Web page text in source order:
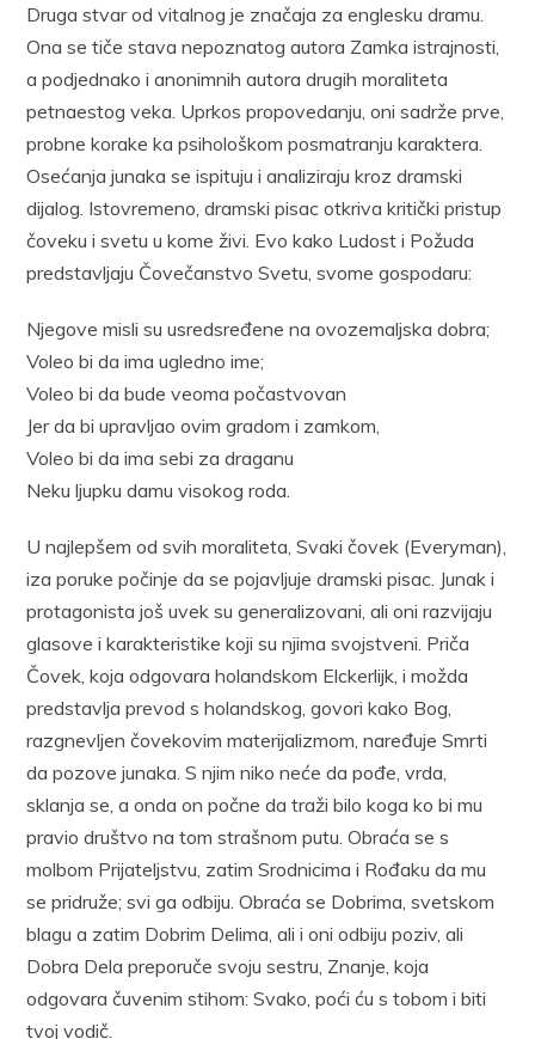
Druga stvar od vitalnog je značaja za englesku dramu.
Ona se tiče stava nepoznatog autora Zamka istrajnosti,
a podjednako i anonimnih autora drugih moraliteta
petnaestog veka. Uprkos propovedanju, oni sadrže prve,
probne korake ka psihološkom posmatranju karaktera.
Osećanja junaka se ispituju i analiziraju kroz dramski
dijalog. Istovremeno, dramski pisac otkriva kritički pristup
čoveku i svetu u kome živi. Evo kako Ludost i Požuda
predstavljaju Čovečanstvo Svetu, svome gospodaru:
Njegove misli su usredsređene na ovozemaljska dobra;
Voleo bi da ima ugledno ime;
Voleo bi da bude veoma počastvovan
Jer da bi upravljao ovim gradom i zamkom,
Voleo bi da ima sebi za draganu
Neku ljupku damu visokog roda.
U najlepšem od svih moraliteta, Svaki čovek (Everyman),
iza poruke počinje da se pojavljuje dramski pisac. Junak i
protagonista još uvek su generalizovani, ali oni razvijaju
glasove i karakteristike koji su njima svojstveni. Priča
Čovek, koja odgovara holandskom Elckerlijk, i možda
predstavlja prevod s holandskog, govori kako Bog,
razgnevljen čovekovim materijalizmom, naređuje Smrti
da pozove junaka. S njim niko neće da pođe, vrda,
sklanja se, a onda on počne da traži bilo koga ko bi mu
pravio društvo na tom strašnom putu. Obraća se s
molbom Prijateljstvu, zatim Srodnicima i Rođaku da mu
se pridruže; svi ga odbiju. Obraća se Dobrima, svetskom
blagu a zatim Dobrim Delima, ali i oni odbiju poziv, ali
Dobra Dela preporuče svoju sestru, Znanje, koja
odgovara čuvenim stihom: Svako, poći ću s tobom i biti
tvoj vodič.